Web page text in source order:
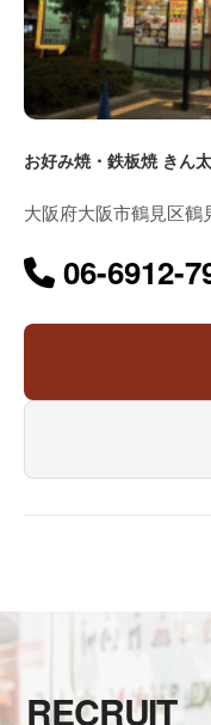
お好み焼・鉄板焼 きん
大阪府大阪市鶴見区鶴
06-6912-
RECRUIT